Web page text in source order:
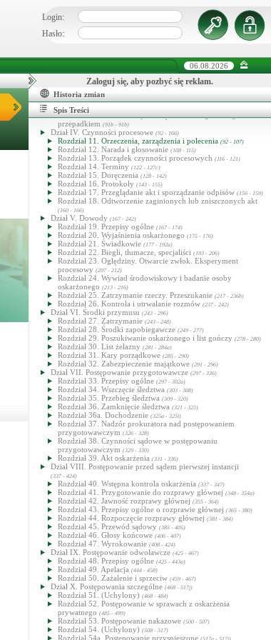
Login:
Hasło:
06.08.2026
Zaloguj się, aby pozbyć się reklam.
Historia zmian
Spis Treści
Dział III. Strony, obrońcy, pełnomocnicy, przedstawiciel
społeczny, podmiot zobowiązany, właściciel przedsiębiorstwa
(45 - 91b)
Rozdział 3. Oskarżyciel publiczny(45 - 48)
(53 - 58)
(59 - 61)
Rozdział 7. (Uchylony)(62 - 70)
Rozdział 8. Oskarżony (71 - 81a)
Rozdział 9. Obrońcy i pełnomocnicy
Rozdział 10. Przedstawiciel społeczny
Rozdział 10a. Podmiot zobowiązany
Rozdział 10b. Właściciel przedsiębiorstwa zagrożonego
przepadkiem (91b - 91b)
Dział IV. Czynności procesowe (92 - 166)
Rozdział 11. Orzeczenia, zarządzenia i polecenia (92 - 107)
Rozdział 12. Narada i głosowanie (108 - 115)
Rozdział 13. Porządek czynności procesowych (116 - 121)
Rozdział 14. Terminy (122 - 127c)
Rozdział 15. Doręczenia (128 - 142)
Rozdział 16. Protokoły (143 - 155)
Rozdział 17. Przeglądanie akt i sporządzanie odpisów (156 - 159)
Rozdział 18. Odtworzenie zaginionych lub zniszczonych akt
(160 - 166)
Dział V. Dowody (167 - 242)
Rozdział 19. Przepisy ogólne (167 - 174)
Rozdział 20. Wyjaśnienia oskarżonego (175 - 176)
Rozdział 21. Świadkowie (177 - 192a)
Rozdział 22. Biegli, tłumacze, specjaliści (193 - 206)
Rozdział 23. Oględziny. Otwarcie zwłok. Eksperyment
procesowy (207 - 212)
Rozdział 24. Wywiad środowiskowy i badanie osoby
oskarżonego (213 - 216)
Rozdział 25. Zatrzymanie rzeczy. Przeszukanie (217 - 236b)
Rozdział 26. Kontrola i utrwalanie rozmów (237 - 242)
Dział VI. Środki przymusu (243 - 296)
Rozdział 27. Zatrzymanie (243 - 248)
Rozdział 28. Środki zapobiegawcze (249 - 277)
Rozdział 29. Poszukiwanie oskarżonego i list gończy (278 - 280)
Rozdział 30. List żelazny (281 - 284a)
Rozdział 31. Kary porządkowe (285 - 290)
Rozdział 32. Zabezpieczenie majątkowe (291 - 296)
Dział VII. Postępowanie przygotowawcze (297 - 336)
Rozdział 33. Przepisy ogólne (297 - 302a)
Rozdział 34. Wszczęcie śledztwa (303 - 308)
Rozdział 35. Przebieg śledztwa (309 - 320)
Rozdział 36. Zamknięcie śledztwa (321 - 325)
Rozdział 36a. Dochodzenie (325a - 325i)
Rozdział 37. Nadzór prokuratora nad postępowaniem
przygotowawczym (326 - 328)
Rozdział 38. Czynności sądowe w postępowaniu
przygotowawczym (329 - 330)
Rozdział 39. Akt oskarżenia (331 - 336)
Dział VIII. Postępowanie przed sądem pierwszej instancji
(337 - 424)
Rozdział 40. Wstępna kontrola oskarżenia (337 - 347)
Rozdział 41. Przygotowanie do rozprawy głównej (348 - 354a)
Rozdział 42. Jawność rozprawy głównej (355 - 364)
Rozdział 43. Przepisy ogólne o rozprawie głównej (365 - 380)
Rozdział 44. Rozpoczęcie rozprawy głównej (381 - 384)
Rozdział 45. Przewód sądowy (385 - 405)
Rozdział 46. Głosy końcowe (406 - 407)
Rozdział 47. Wyrokowanie (408 - 424)
Dział IX. Postępowanie odwoławcze (425 - 467)
Rozdział 48. Przepisy ogólne (425 - 443a)
Rozdział 49. Apelacja (444 - 458)
Rozdział 50. Zażalenie i sprzeciw (459 - 467)
Dział X. Postępowania szczególne (468 - 517j)
Rozdział 51. (Uchylony) (468 - 484)
Rozdział 52. Postępowanie w sprawach z oskarżenia
prywatnego (485 - 499)
Rozdział 53. Postępowanie nakazowe (500 - 507)
Rozdział 54. (Uchylony) (508 - 517)
Rozdział 54a. Postępowanie przyspieszone